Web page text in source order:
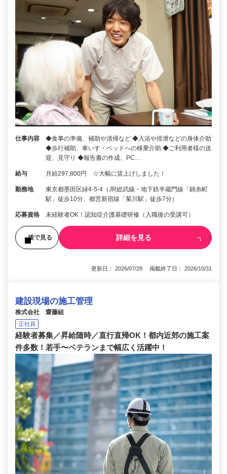
仕事内容
◆食事の準備、補助や清掃など ◆入浴や排泄などの身体介助
◆歩行補助、車いす・ベッドへの移乗介助 ◆ご利用者様の送
迎、見守り ◆報告書の作成、PC…
給与 月給297,800円 ☆大幅に賃上げしました！
勤務地
東京都墨田区緑4-5-4（JR総武線・地下鉄半蔵門線「錦糸町
駅」徒歩10分、都営新宿線「菊川駅」徒歩7分）
応募資格 未経験者OK！認知症介護基礎研修（入職後の受講可）
後で見る 詳細を見る
更新日： 2026/07/28 掲載終了日： 2026/10/31
建設現場の施工管理
株式会社 齋藤組
正社員
経験者募集／昇給随時／直行直帰OK！都内近郊の施工案
件多数！若手〜ベテランまで幅広く活躍中！